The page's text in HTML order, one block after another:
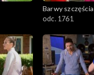
Barwy szczęścia
odc. 1761